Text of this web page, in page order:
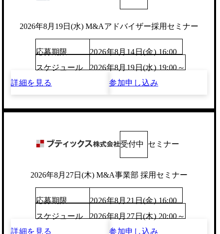
2026年8月19日(水) M&Aアドバイザー採用セミナー
応募期限
2026年8月14日(金) 16:00
スケジュール
2026年8月19日(水) 19:00～
詳細を見る
参加申し込み
受付中 セミナー
2026年8月27日(木) M&A事業部 採用セミナー
応募期限
2026年8月21日(金) 16:00
スケジュール
2026年8月27日(木) 20:00～
詳細を見る
参加申し込み